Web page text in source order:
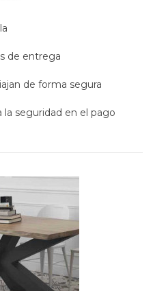
de entrega
de forma segura
la seguridad en el pago